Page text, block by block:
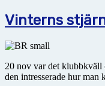
Vinterns
20 nov var det klubbkväll
den intresserade hur man